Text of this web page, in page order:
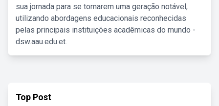
sua jornada para se tornarem uma geração notável,
utilizando abordagens educacionais reconhecidas
pelas principais instituições acadêmicas do mundo -
dsw.aau.edu.et.
Top Post